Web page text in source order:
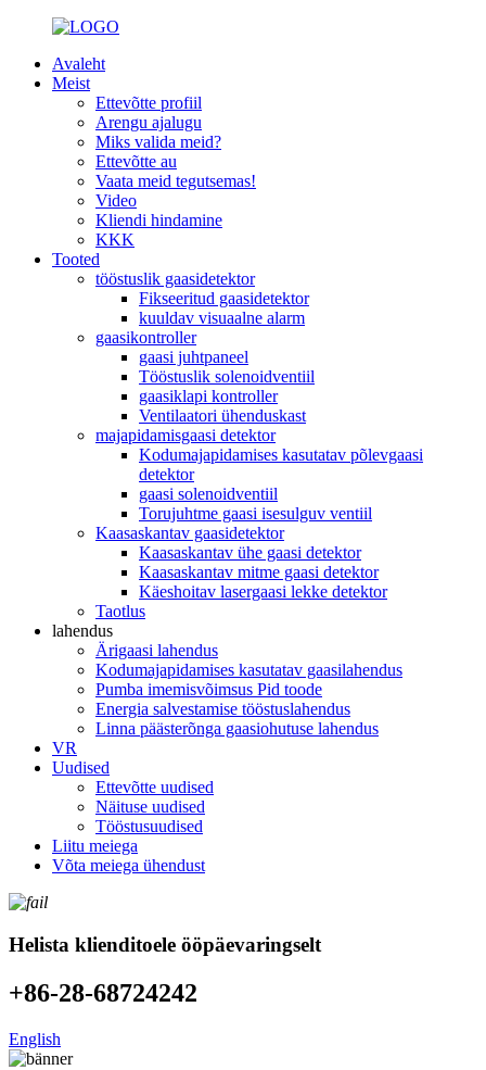
Avaleht
Meist
Ettevõtte profiil
Arengu ajalugu
Miks valida meid?
Ettevõtte au
Vaata meid tegutsemas!
Video
Kliendi hindamine
KKK
Tooted
tööstuslik gaasidetektor
Fikseeritud gaasidetektor
kuuldav visuaalne alarm
gaasikontroller
gaasi juhtpaneel
Tööstuslik solenoidventiil
gaasiklapi kontroller
Ventilaatori ühenduskast
majapidamisgaasi detektor
Kodumajapidamises kasutatav põlevgaasi
detektor
gaasi solenoidventiil
Torujuhtme gaasi isesulguv ventiil
Kaasaskantav gaasidetektor
Kaasaskantav ühe gaasi detektor
Kaasaskantav mitme gaasi detektor
Käeshoitav lasergaasi lekke detektor
Taotlus
lahendus
Ärigaasi lahendus
Kodumajapidamises kasutatav gaasilahendus
Pumba imemisvõimsus Pid toode
Energia salvestamise tööstuslahendus
Linna päästerõnga gaasiohutuse lahendus
VR
Uudised
Ettevõtte uudised
Näituse uudised
Tööstusuudised
Liitu meiega
Võta meiega ühendust
Helista klienditoele ööpäevaringselt
+86-28-68724242
English